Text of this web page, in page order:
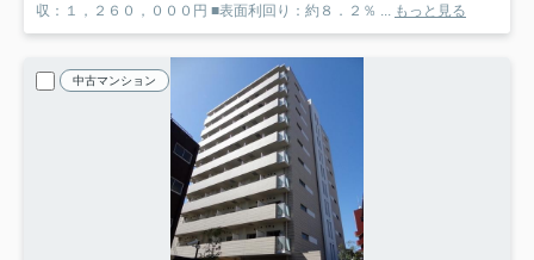
収：１，２６０，０００円 ■表面利回り：約８．２％ ... もっと見る
中古マンション